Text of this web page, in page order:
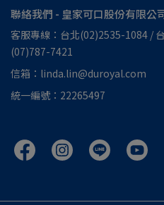
聯絡我們 - 皇家可口股份有限公
客服專線：台北(02)2535-1084 /
(07)787-7421
信箱：linda.lin@duroyal.com
統一編號：22265497